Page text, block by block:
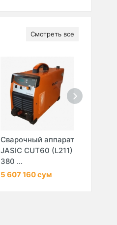
Смотреть все
Сварочный аппарат
JASIC CUT60 (L211)
380 ...
5 607 160 сум